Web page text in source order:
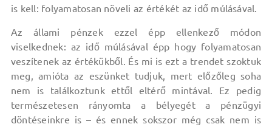
is kell: folyamatosan növeli az értékét az idő múlásával.
Az állami pénzek ezzel épp ellenkező módon
viselkednek: az idő múlásával épp hogy folyamatosan
veszítenek az értékükből. És mi is ezt a trendet szoktuk
meg, amióta az eszünket tudjuk, mert előzőleg soha
nem is találkoztunk ettől eltérő mintával. Ez pedig
természetesen rányomta a bélyegét a pénzügyi
döntéseinkre is – és ennek sokszor még csak nem is